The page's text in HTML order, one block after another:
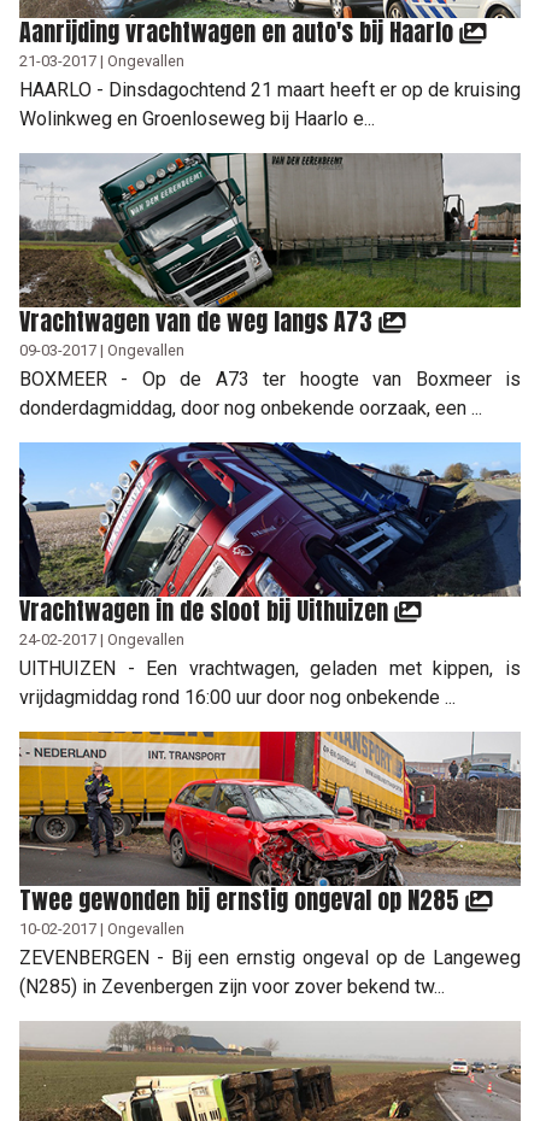
Aanrijding vrachtwagen en auto's bij Haarlo
21-03-2017 | Ongevallen
HAARLO - Dinsdagochtend 21 maart heeft er op de kruising
Wolinkweg en Groenloseweg bij Haarlo e...
Vrachtwagen van de weg langs A73
09-03-2017 | Ongevallen
BOXMEER - Op de A73 ter hoogte van Boxmeer is
donderdagmiddag, door nog onbekende oorzaak, een ...
Vrachtwagen in de sloot bij Uithuizen
24-02-2017 | Ongevallen
UITHUIZEN - Een vrachtwagen, geladen met kippen, is
vrijdagmiddag rond 16:00 uur door nog onbekende ...
Twee gewonden bij ernstig ongeval op N285
10-02-2017 | Ongevallen
ZEVENBERGEN - Bij een ernstig ongeval op de Langeweg
(N285) in Zevenbergen zijn voor zover bekend tw...